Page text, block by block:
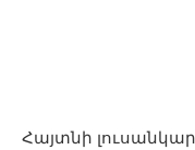
Հայտնի